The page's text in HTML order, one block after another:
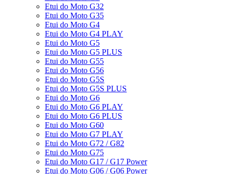
Etui do Moto G32
Etui do Moto G35
Etui do Moto G4
Etui do Moto G4 PLAY
Etui do Moto G5
Etui do Moto G5 PLUS
Etui do Moto G55
Etui do Moto G56
Etui do Moto G5S
Etui do Moto G5S PLUS
Etui do Moto G6
Etui do Moto G6 PLAY
Etui do Moto G6 PLUS
Etui do Moto G60
Etui do Moto G7 PLAY
Etui do Moto G72 / G82
Etui do Moto G75
Etui do Moto G17 / G17 Power
Etui do Moto G06 / G06 Power